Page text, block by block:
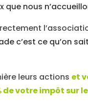
nous
c’est ce qu’on
leurs actions et
votre impôt sur